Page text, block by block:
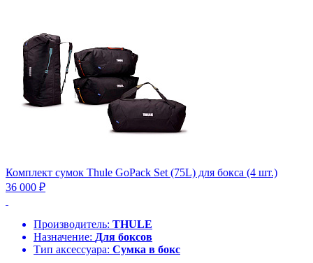
Комплект сумок Thule GoPack Set (75L) для бокса (4 шт.)
36 000 ₽
Производитель: THULE
Назначение: Для боксов
Тип аксессуара: Сумка в бокс